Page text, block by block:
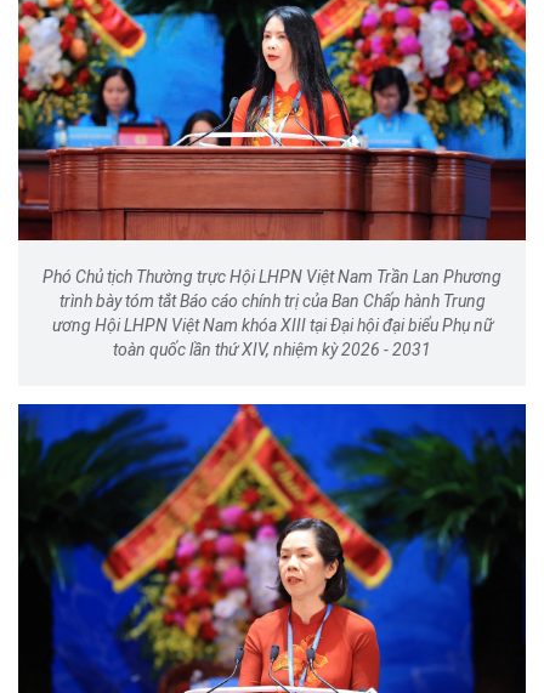
Phó Chủ tịch Thường trực Hội LHPN Việt Nam Trần Lan Phương
trình bày tóm tắt Báo cáo chính trị của Ban Chấp hành Trung
ương Hội LHPN Việt Nam khóa XIII tại Đại hội đại biểu Phụ nữ
toàn quốc lần thứ XIV, nhiệm kỳ 2026 - 2031